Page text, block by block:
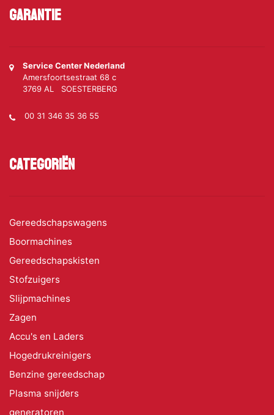
Garantie
Service Center Nederland
Amersfoortsestraat 68 c
3769 AL SOESTERBERG
00 31 346 35 36 55
Categoriën
Gereedschapswagens
Boormachines
Gereedschapskisten
Stofzuigers
Slijpmachines
Zagen
Accu's en Laders
Hogedrukreinigers
Benzine gereedschap
Plasma snijders
generatoren